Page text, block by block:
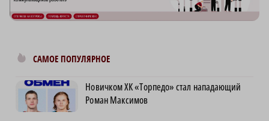
САМОЕ ПОПУЛЯРНОЕ
Новичком ХК «Торпедо» стал нападающий
Роман Максимов